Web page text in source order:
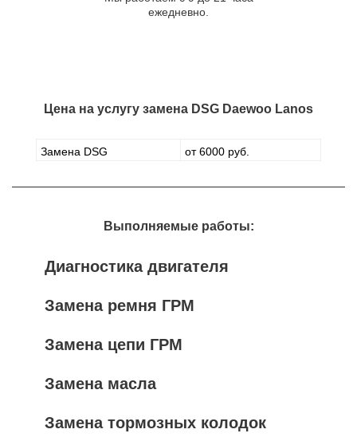
ежедневно.
Цена на услугу замена DSG Daewoo Lanos
Замена DSG от 6000 руб.
Выполняемые работы:
Диагностика двигателя
Замена ремня ГРМ
Замена цепи ГРМ
Замена масла
Замена тормозных колодок